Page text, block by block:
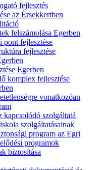
fejlesztés
az Érsekkertben
felszámolása Egerben
pont fejlesztése
fejlesztése
Egerben
komplex fejlesztése
vonatkozóan
kapcsolódó szolgáltatá
szolgáltatásainak
program az Egri
programok
biztosítása